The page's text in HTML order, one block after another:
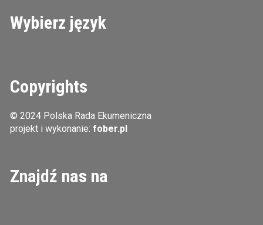
Wybierz język
Copyrights
© 2024 Polska Rada Ekumeniczna
projekt i wykonanie: fober.pl
Znajdź nas na